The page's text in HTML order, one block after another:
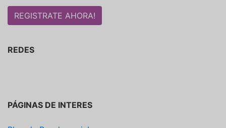
REDES
PÁGINAS DE INTERES